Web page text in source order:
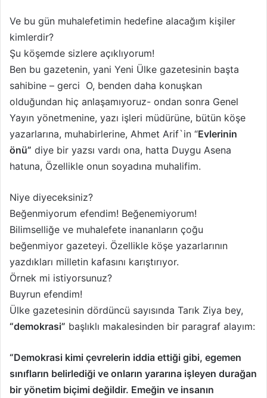
Ve bu gün muhalefetimin hedefine alacağım kişiler
kimlerdir?
Şu köşemde sizlere açıklıyorum!
Ben bu gazetenin, yani Yeni Ülke gazetesinin başta
sahibine – gerci O, benden daha konuşkan
olduğundan hiç anlaşamıyoruz- ondan sonra Genel
Yayın yönetmenine, yazı işleri müdürüne, bütün köşe
yazarlarına, muhabirlerine, Ahmet Arif`in “Evlerinin
önü” diye bir yazsı vardı ona, hatta Duygu Asena
hatuna, Özellikle onun soyadına muhalifim.
Niye diyeceksiniz?
Beğenmiyorum efendim! Beğenemiyorum!
Bilimselliğe ve muhalefete inananların çoğu
beğenmiyor gazeteyi. Özellikle köşe yazarlarının
yazdıkları milletin kafasını karıştırıyor.
Örnek mi istiyorsunuz?
Buyrun efendim!
Ülke gazetesinin dördüncü sayısında Tarık Ziya bey,
“demokrasi” başlıklı makalesinden bir paragraf alayım:
“Demokrasi kimi çevrelerin iddia ettiği gibi, egemen
sınıfların belirlediği ve onların yararına işleyen durağan
bir yönetim biçimi değildir. Emeğin ve insanın